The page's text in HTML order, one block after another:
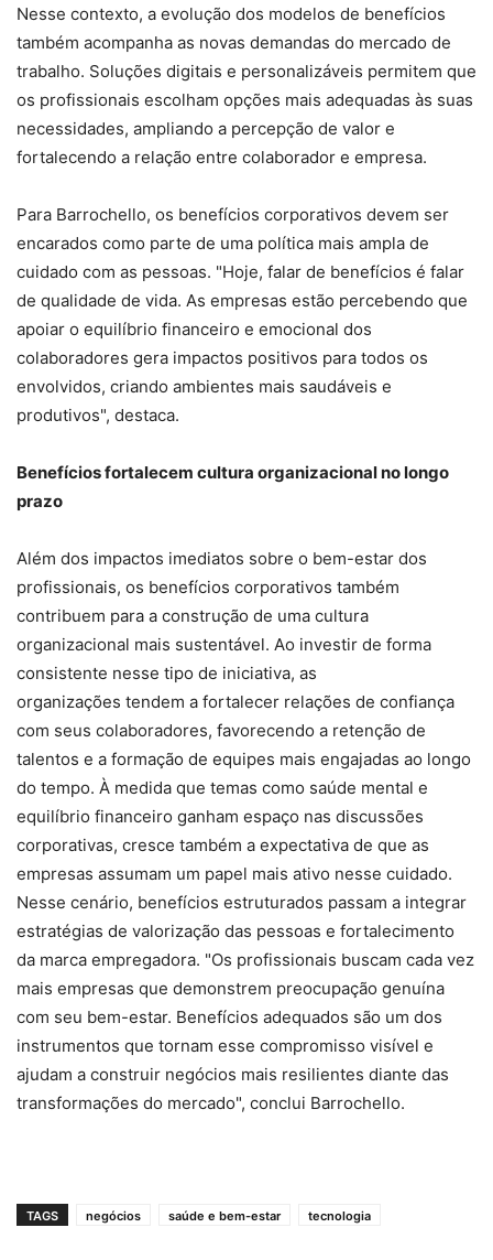
Nesse contexto, a evolução dos modelos de benefícios
também acompanha as novas demandas do mercado de
trabalho. Soluções digitais e personalizáveis permitem que
os profissionais escolham opções mais adequadas às suas
necessidades, ampliando a percepção de valor e
fortalecendo a relação entre colaborador e empresa.
Para Barrochello, os benefícios corporativos devem ser
encarados como parte de uma política mais ampla de
cuidado com as pessoas. "Hoje, falar de benefícios é falar
de qualidade de vida. As empresas estão percebendo que
apoiar o equilíbrio financeiro e emocional dos
colaboradores gera impactos positivos para todos os
envolvidos, criando ambientes mais saudáveis e
produtivos", destaca.
Benefícios fortalecem cultura organizacional no longo
prazo
Além dos impactos imediatos sobre o bem-estar dos
profissionais, os benefícios corporativos também
contribuem para a construção de uma cultura
organizacional mais sustentável. Ao investir de forma
consistente nesse tipo de iniciativa, as
organizações tendem a fortalecer relações de confiança
com seus colaboradores, favorecendo a retenção de
talentos e a formação de equipes mais engajadas ao longo
do tempo. À medida que temas como saúde mental e
equilíbrio financeiro ganham espaço nas discussões
corporativas, cresce também a expectativa de que as
empresas assumam um papel mais ativo nesse cuidado.
Nesse cenário, benefícios estruturados passam a integrar
estratégias de valorização das pessoas e fortalecimento
da marca empregadora. "Os profissionais buscam cada vez
mais empresas que demonstrem preocupação genuína
com seu bem-estar. Benefícios adequados são um dos
instrumentos que tornam esse compromisso visível e
ajudam a construir negócios mais resilientes diante das
transformações do mercado", conclui Barrochello.
TAGS negócios saúde e bem-estar tecnologia